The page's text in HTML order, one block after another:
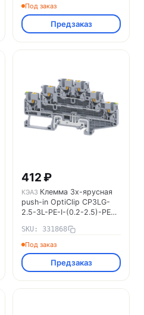
Под заказ
Предзаказ
412 ₽
КЭАЗ Клемма 3х-ярусная
push-in OptiClip CP3LG-
2.5-3L-PE-I-(0.2-2.5)-PEN
SKU: 331868
Под заказ
Предзаказ